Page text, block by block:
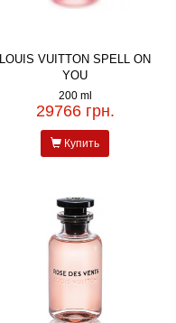
LOUIS VUITTON SPELL ON
YOU
200 ml
29766 грн.
Купить